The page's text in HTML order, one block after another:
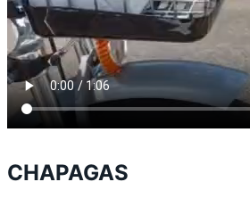
CHAPAGAS